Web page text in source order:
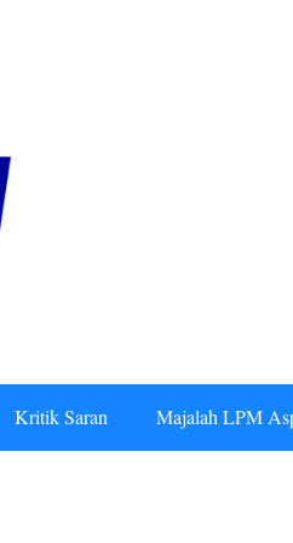
Kritik Saran Majalah LPM